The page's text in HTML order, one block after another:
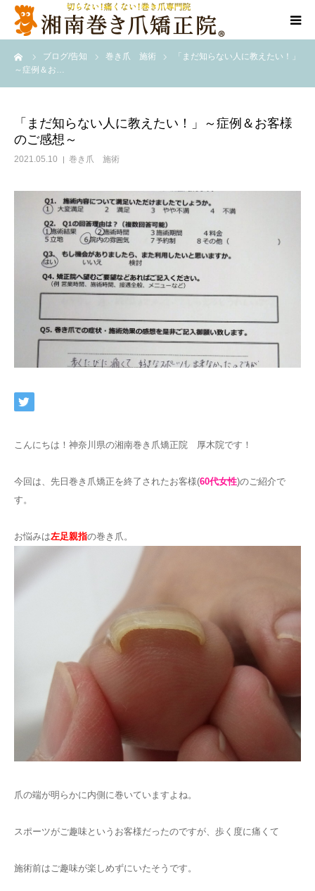
ブログ/告知 巻き爪 施術
「まだ知らない人に教えたい！」
～症例＆お…
「まだ知らない人に教えたい！」～症例＆お客様
のご感想～
2021.05.10 巻き爪 施術
こんにちは！神奈川県の湘南巻き爪矯正院 厚木院です！
今回は、先日巻き爪矯正を終了されたお客様(60代女性)のご紹介で
す。
お悩みは左足親指の巻き爪。
爪の端が明らかに内側に巻いていますよね。
スポーツがご趣味というお客様だったのですが、歩く度に痛くて
施術前はご趣味が楽しめずにいたそうです。
当院について
料金/メニュー
施術事例
訪問施術
ネット予約